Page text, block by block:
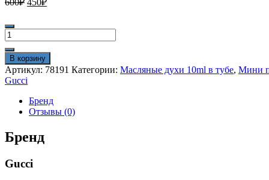
Количество
товара
Масляные
духи
10ml
в
тубе
Gucci
Gorgeous
Gardenia
стойкие
В корзину
Артикул: 78191 Категории: Масляные духи 10ml в тубе, Мини
Gucci
Бренд
Отзывы (0)
Бренд
Gucci